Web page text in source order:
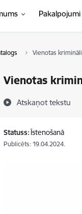
Pakalpojumi
Vienotas
Vienotas
Atskaņot tekstu
Statuss:Īstenošanā
Publicēts: 19.04.2024.